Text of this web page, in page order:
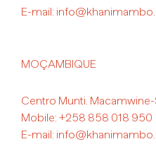
E-mail:
MOÇAMBIQUE
Centro Munti. Macamwine-
Mobile: +258 858 018 950
E-mail: